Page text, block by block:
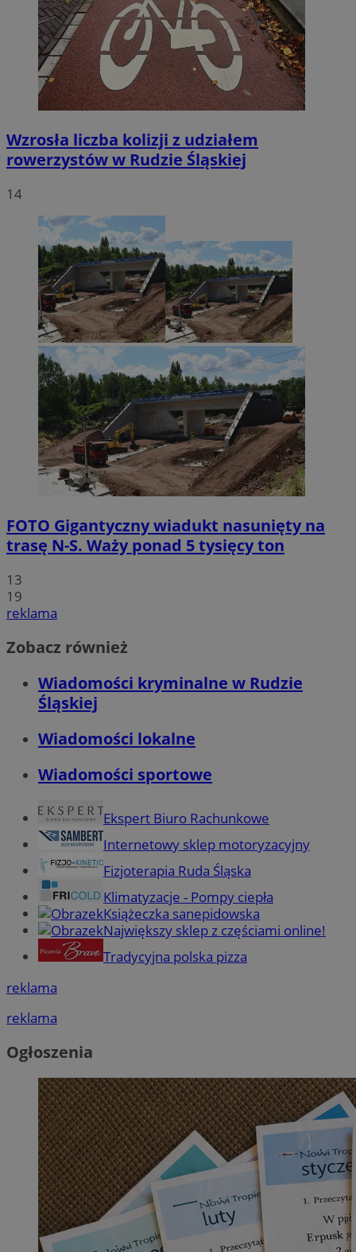
Wzrosła liczba kolizji z udziałem
rowerzystów w Rudzie Śląskiej
14
FOTO Gigantyczny wiadukt nasunięty na
trasę N-S. Waży ponad 5 tysięcy ton
13
19
reklama
Zobacz również
Wiadomości kryminalne w Rudzie
Śląskiej
Wiadomości lokalne
Wiadomości sportowe
Ekspert Biuro Rachunkowe
Internetowy sklep motoryzacyjny
Fizjoterapia Ruda Śląska
Klimatyzacje - Pompy ciepła
Książeczka sanepidowska
Największy sklep z częściami online!
Tradycyjna polska pizza
reklama
reklama
Ogłoszenia